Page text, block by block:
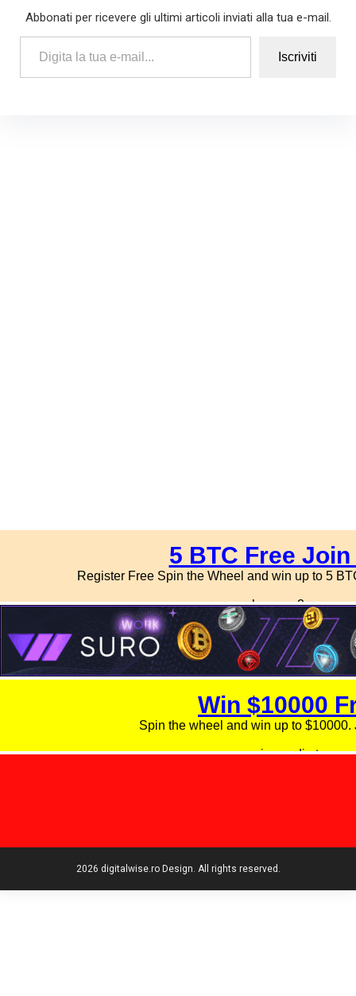
Abbonati per ricevere gli ultimi articoli inviati alla tua e-mail.
Digita la tua e-mail...
Iscriviti
2026 digitalwise.ro Design. All rights reserved.